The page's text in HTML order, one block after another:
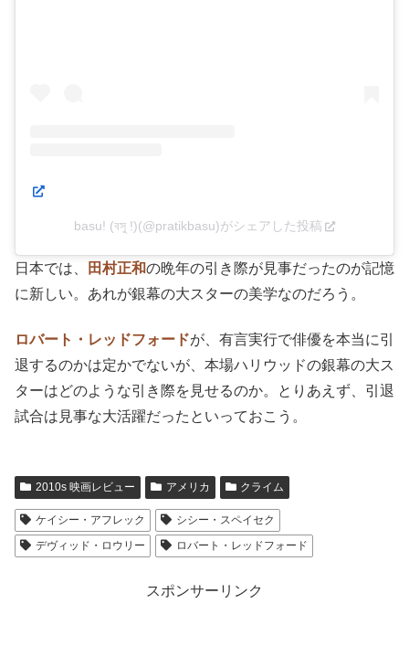
basu! (বসু !)(@pratikbasu)がシェアした投稿
日本では、 田村正和の晩年の引き際が見事だったのが記憶
に新しい。あれが銀幕の大スターの美学なのだろう。
ロバート・レッドフォードが、有言実行で俳優を本当に引
退するのかは定かでないが、本場ハリウッドの銀幕の大ス
ターはどのような引き際を見せるのか。とりあえず、引退
試合は見事な大活躍だったといっておこう。
2010s 映画レビュー アメリカ クライム
ケイシー・アフレック
シシー・スペイセク
デヴィッド・ロウリー
ロバート・レッドフォード
スポンサーリンク